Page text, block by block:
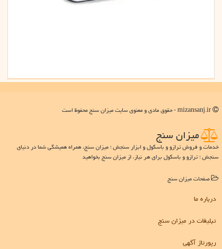
میزان سنج
خدمات و فروش ترازو و باسکول و ابزار سنجش ؛ میزان سنج، همراه همیشگی شما در دنیای
سنجش ؛ ترازو و باسکول برای هر نیاز، از میزان سنج بخواهید
صفحات میزان سنج
درباره ما
تبلیغات در میزان سنج
رپورتاژ آگهی